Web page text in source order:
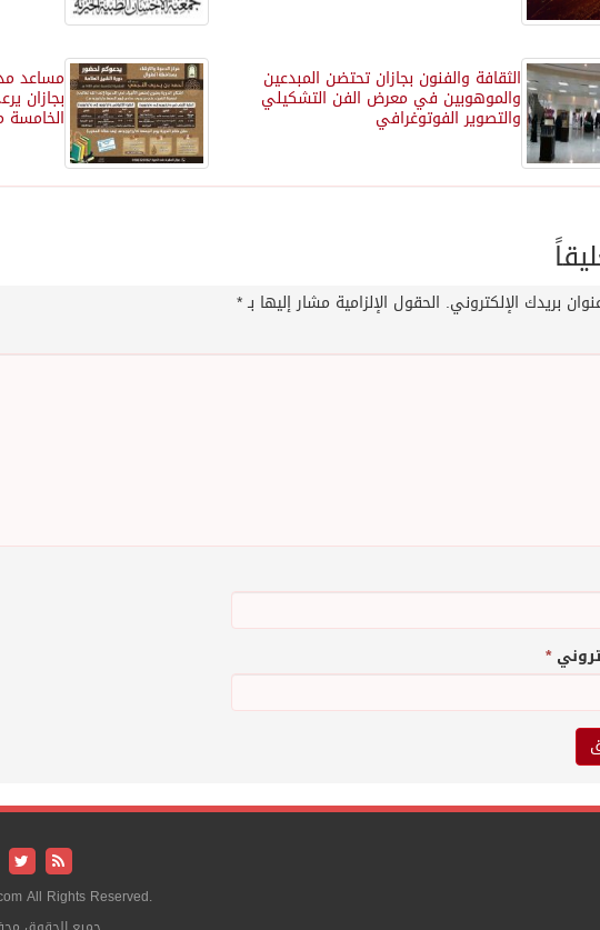
مساعد
بجازان
الخامسة
الثقافة والفنون بجازان تحتضن المبدعين
والموهوبين في معرض الفن التشكيلي
والتصوير الفوتوغرافي
بريدك الإلكتروني. الحقول الإلزامية مشار إليها بـ*
*
All Rights Reserved.